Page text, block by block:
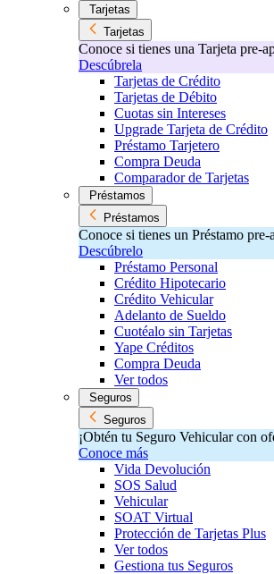
Tarjetas
Tarjetas
Conoce si tienes una Tarjeta pre-
Descúbrela
Tarjetas de Crédito
Tarjetas de Débito
Cuotas sin Intereses
Upgrade Tarjeta de Crédito
Préstamo Tarjetero
Compra Deuda
Comparador de Tarjetas
Préstamos
Préstamos
Conoce si tienes un Préstamo pre-
Descúbrelo
Préstamo Personal
Crédito Hipotecario
Crédito Vehicular
Adelanto de Sueldo
Cuotéalo sin Tarjetas
Yape Créditos
Compra Deuda
Ver todos
Seguros
Seguros
¡Obtén tu Seguro Vehicular con
Conoce más
Vida Devolución
SOS Salud
Vehicular
SOAT Virtual
Protección de Tarjetas Plus
Ver todos
Gestiona tus Seguros